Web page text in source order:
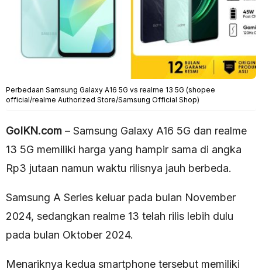
Perbedaan Samsung Galaxy A16 5G vs realme 13 5G (shopee
official/realme Authorized Store/Samsung Official Shop)
GoIKN.com – Samsung Galaxy A16 5G dan realme
13 5G memiliki harga yang hampir sama di angka
Rp3 jutaan namun waktu rilisnya jauh berbeda.
Samsung A Series keluar pada bulan November
2024, sedangkan realme 13 telah rilis lebih dulu
pada bulan Oktober 2024.
Menariknya kedua smartphone tersebut memiliki